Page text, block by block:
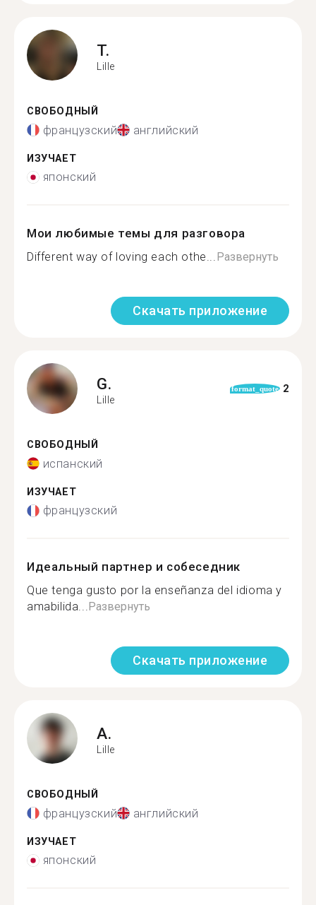
T.
Lille
СВОБОДНЫЙ
французский английский
ИЗУЧАЕТ
японский
Мои любимые темы для разговора
Different way of loving each othe...Развернуть
Скачать приложение
G.
Lille
format_quote 2
СВОБОДНЫЙ
испанский
ИЗУЧАЕТ
французский
Идеальный партнер и собеседник
Que tenga gusto por la enseñanza del idioma y
amabilida...Развернуть
Скачать приложение
A.
Lille
СВОБОДНЫЙ
французский английский
ИЗУЧАЕТ
японский